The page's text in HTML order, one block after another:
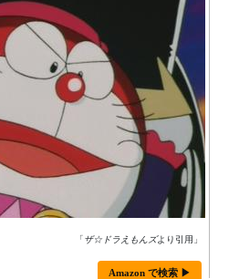
「ザ☆ドラえもんズより引用」
Amazon で検索 ▶